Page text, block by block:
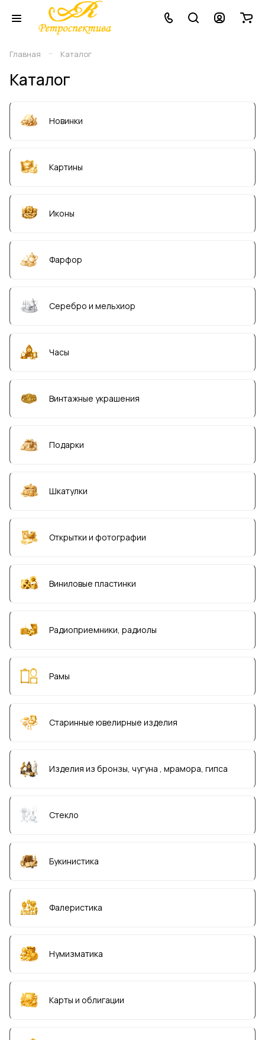
Главная – Каталог
Каталог
Новинки
Картины
Иконы
Фарфор
Серебро и мельхиор
Часы
Винтажные украшения
Подарки
Шкатулки
Открытки и фотографии
Виниловые плаcтинки
Радиоприемники, радиолы
Рамы
Старинные ювелирные изделия
Изделия из бронзы, чугуна , мрамора, гипса
Стекло
Букинистика
Фалеристика
Нумизматика
Карты и облигации